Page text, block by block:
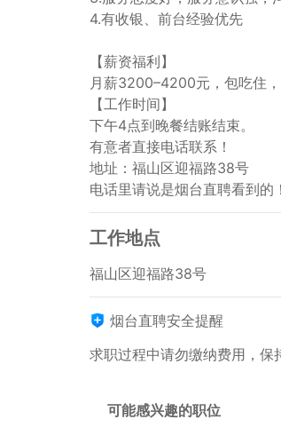
4.有收银、前台经验优先
【薪资福利】
月薪3200–4200元，包吃住
【工作时间】
下午4点到晚餐结账结束。
有意者直接电话联系！
地址：福山区迎福路38号
电话里请说是烟台直聘看到的！
工作地点
福山区迎福路38号
烟台直聘安全提醒
求职过程中请勿缴纳费用，
可能感兴趣的职位